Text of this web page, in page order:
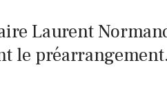
Laurent
le préarrangement.